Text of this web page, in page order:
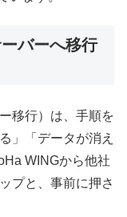
バーへ移行
移行）は、手順を
」「データが消え
WINGから他社
プと、事前に押さ